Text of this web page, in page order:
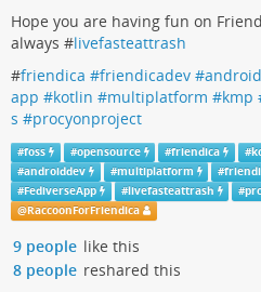
Hope you are having fun on
always #livefasteattrash
#friendica #friendicadev
app #kotlin #multiplatform #kmp
s #procyonproject
#foss #opensource #friendica #
#androiddev #multiplatform #
#FediverseApp #livefasteattrash #
@RaccoonForFriendica
9 people like this
8 people reshared this